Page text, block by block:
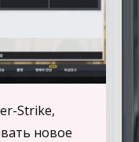
Strike,
новое